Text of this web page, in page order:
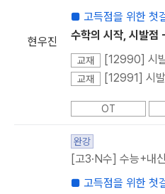
현우진
■ 고득점을 위한 첫
수학의 시작, 시발점
교재 [12990] 시
교재 [12991] 시
OT
완강
[고3·N수] 수능+내
■ 고득점을 위한 첫